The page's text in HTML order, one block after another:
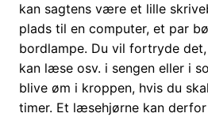
kan sagtens være et lille
plads til en computer, et par
bordlampe. Du vil fortryde
kan læse osv. i sengen eller i
blive øm i kroppen, hvis du
timer. Et læsehjørne kan